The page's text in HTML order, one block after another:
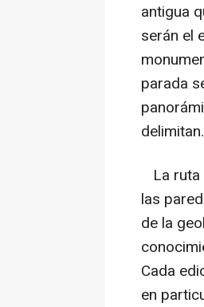
antigua
serán el
parada
delimitan.
La ruta
las
de la
Cada
en